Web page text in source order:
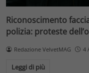
Riconoscimento
polizia: proteste
Redazione VelvetMAG 4
Leggi di più